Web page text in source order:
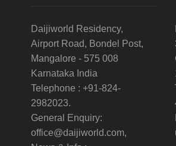
Daijiworld Residency,
Airport Road, Bondel Post,
Mangalore - 575 008
Karnataka India
Telephone : +91-824-
2982023.
General Enquiry:
office@daijiworld.com,